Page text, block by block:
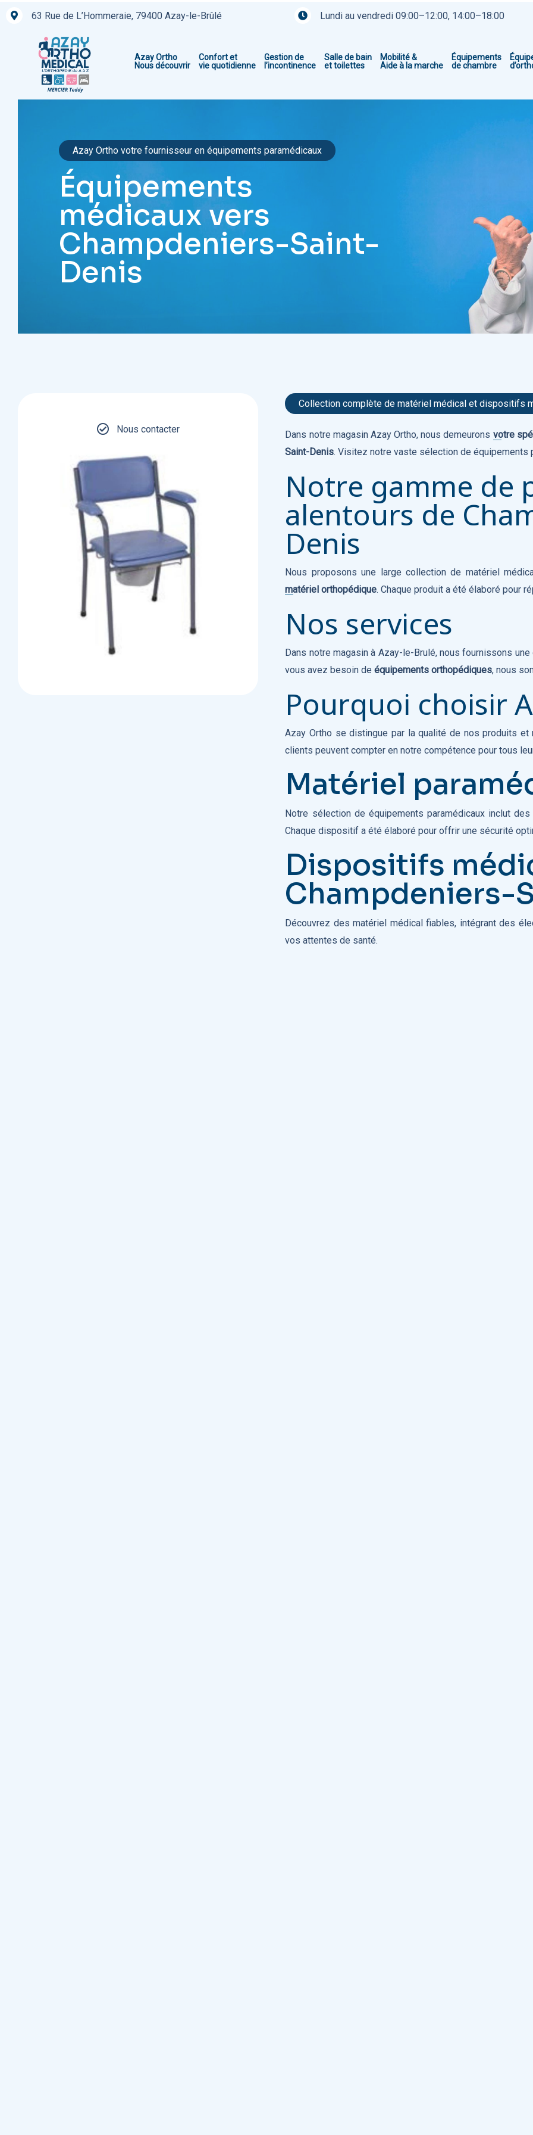
Aller
63 Rue de L’Hommeraie, 79400 Azay-le-Brûlé Lundi au vendredi 09:00–12:00, 14:00–18:00
Azay Ortho
Nous découvrir
Confort et
vie quotidienne
Gestion de
l’incontinence
Salle de bain
et toilettes
Mobilité &
Aide à la marche
Équipements
de chambre
Azay Ortho votre fournisseur en équipements paramédicaux
Équipements
médicaux vers
Champdeniers-Saint-
Denis
Nous contacter
Collection complète de matériel médical et dispositifs
Dans notre magasin Azay Ortho, nous demeurons votre
Saint-Denis. Visitez notre vaste sélection de équipements
Notre gamme de
alentours de
Denis
Nous proposons une large collection de matériel
matériel orthopédique. Chaque produit a été élaboré pour
Nos services
Dans notre magasin à Azay-le-Brulé, nous fournissons
vous avez besoin deéquipements orthopédiques, nous
Pourquoi choisir
Azay Ortho se distingue par la qualité de nos produits
clients peuvent compter en notre compétence pour tous
Matériel
Notre sélection de équipements paramédicaux inclut
Chaque dispositif a été élaboré pour offrir une sécurité
Dispositifs
Champdeniers-
Découvrez des matériel médical fiables, intégrant des
vos attentes de santé.